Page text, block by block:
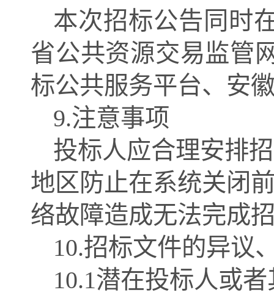
本次招标公告同时
省公共资源交易监管
标公共服务平台、安
9.注意事项
投标人应合理安排
地区防止在系统关闭
络故障造成无法完成
10.招标文件的异议
10.1潜在投标人或